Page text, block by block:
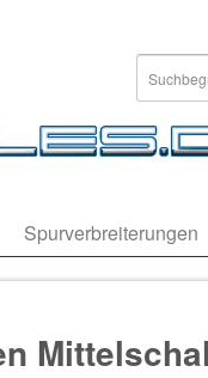
Spurverbreiterungen